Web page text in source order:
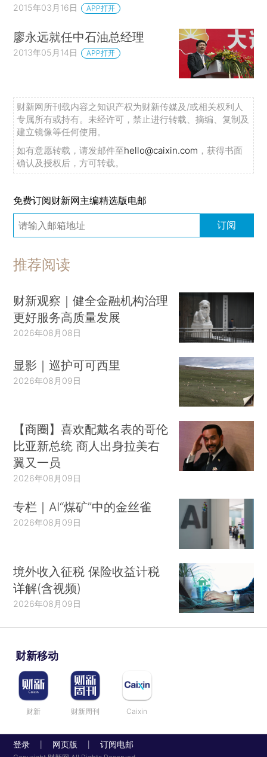
2015年03月16日 APP打开
廖永远就任中石油总经理
2013年05月14日 APP打开
财新网所刊载内容之知识产权为财新传媒及/或相关权利人
专属所有或持有。未经许可，禁止进行转载、摘编、复制及
建立镜像等任何使用。
如有意愿转载，请发邮件至hello@caixin.com ，获得书面
确认及授权后，方可转载。
免费订阅财新网主编精选版电邮
订阅
推荐阅读
财新观察｜健全金融机构治理
更好服务高质量发展
2026年08月08日
显影｜巡护可可西里
2026年08月09日
【商圈】喜欢配戴名表的哥伦
比亚新总统 商人出身拉美右
翼又一员
2026年08月09日
专栏｜AI“煤矿”中的金丝雀
2026年08月09日
境外收入征税 保险收益计税
详解(含视频)
2026年08月09日
财新移动
财新 财新周刊 Caixin
登录 网页版 订阅电邮